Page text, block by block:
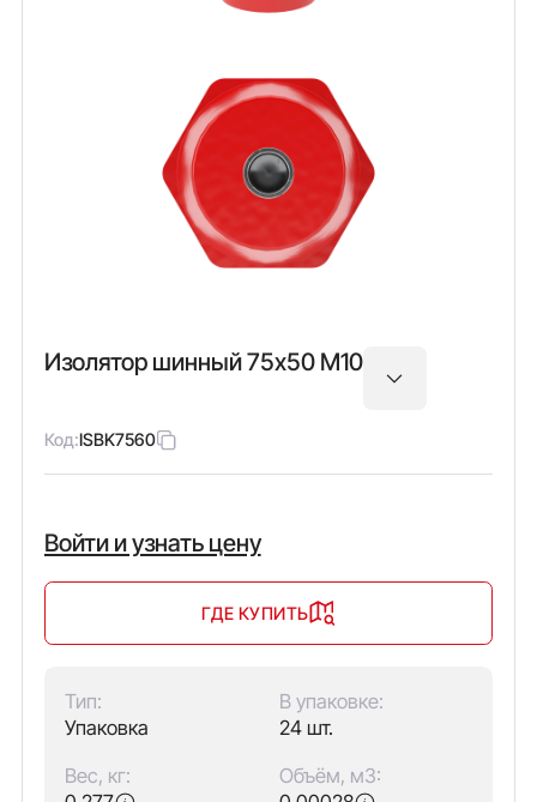
Изолятор шинный 75х50 М10
Код:ISBK7560
Войти и узнать цену
ГДЕ КУПИТЬ
Тип:
Упаковка
В упаковке:
24 шт.
Вес, кг:
Объём, м3: